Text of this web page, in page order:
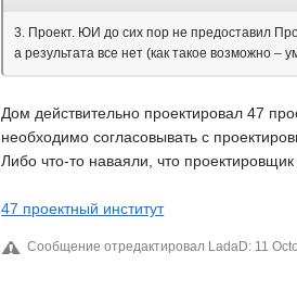
3. Проект. ЮИ до сих пор не предоставил
а результата все нет (как такое возможно –
Дом действительно проектировал 47
необходимо согласовывать с
Либо что-то наваяли, что
47 проектный институт
Сообщение отредактировал LadaD: 11